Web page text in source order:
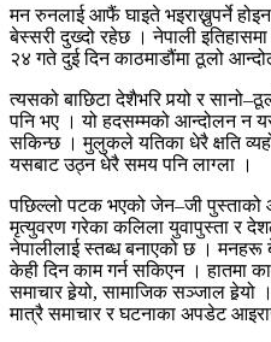
मन रुनलाई आफैं घाइते भइराख्नुपर्ने
बेस्सरी दुख्दो रहेछ । नेपाली
२४ गते दुई दिन काठमाडौंमा ठूलो
त्यसको बाछिटा देशैभरि पर्‍यो र
पनि भए । यो हदसम्मको आन्दोलन न
सकिन्छ । मुलुकले यतिका धेरै क्षति
यसबाट उठ्न धेरै समय पनि लाग्ला ।
पछिल्लो पटक भएको जेन–जी
मृत्युवरण गरेका कलिला युवापुस्ता र
नेपालीलाई स्तब्ध बनाएको छ । मनहरू
केही दिन काम गर्न सकिएन । हातमा
समाचार हेर्‍यो, सामाजिक सञ्जाल
मात्रै समाचार र घटनाका अपडेट